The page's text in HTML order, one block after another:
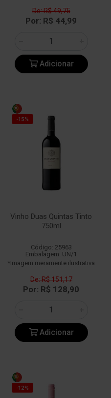
De: R$ 49,75
Por: R$ 44,99
Adicionar
-15%
Vinho Duas Quintas Tinto
750ml
Código: 25963
Embalagem: UN/1
*Imagem meramente ilustrativa
De: R$ 151,17
Por: R$ 128,90
Adicionar
-12%